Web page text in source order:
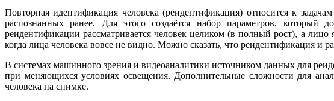
Повторная идентификация человека (реидентификация) относится к
распознанных ранее. Для этого создаётся набор параметров, который
реидентификации рассматривается человек целиком (в полный рост), а лицо
когда лица человека вовсе не видно. Можно сказать, что реидентификация и
В системах машинного зрения и видеоаналитики источником данных для
при меняющихся условиях освещения. Дополнительные сложности для
человека на снимке.